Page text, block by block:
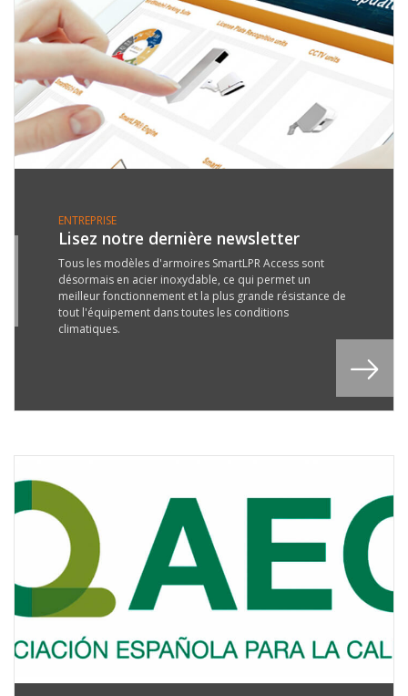
ENTREPRISE
Lisez notre dernière newsletter
Tous les modèles d'armoires SmartLPR Access sont
désormais en acier inoxydable, ce qui permet un
meilleur fonctionnement et la plus grande résistance de
tout l'équipement dans toutes les conditions
climatiques.